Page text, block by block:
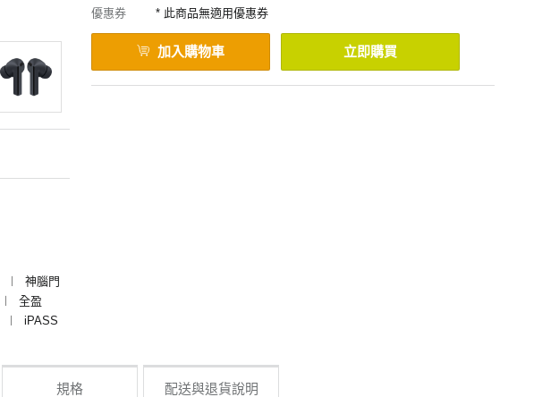
︱
神腦門
︱
全盈
︱
iPASS
優惠券 * 此商品無適用優惠券
加入購物車 立即購買
規格 配送與退貨說明